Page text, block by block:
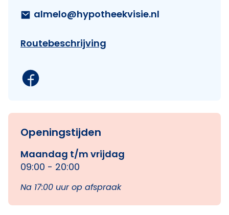
almelo@hypotheekvisie.nl
Routebeschrijving
Openingstijden
Maandag t/m vrijdag
09:00 - 20:00
Na 17:00 uur op afspraak